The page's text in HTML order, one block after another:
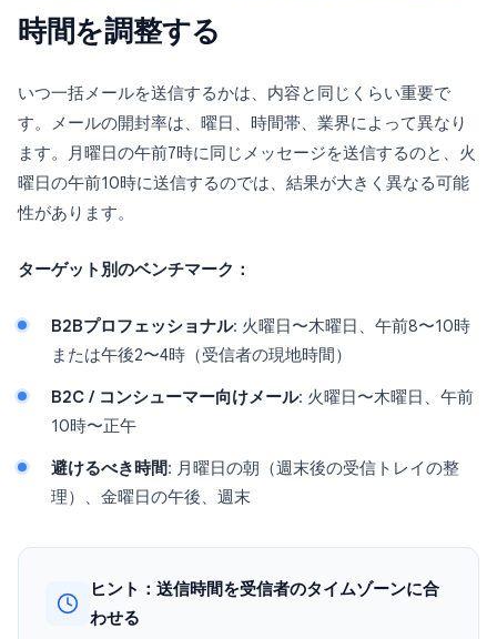
時間を調整する
いつ一括メールを送信するかは、内容と同じくらい重要で
す。メールの開封率は、曜日、時間帯、業界によって異なり
ます。月曜日の午前7時に同じメッセージを送信するのと、火
曜日の午前10時に送信するのでは、結果が大きく異なる可能
性があります。
ターゲット別のベンチマーク：
B2Bプロフェッショナル: 火曜日〜木曜日、午前8〜10時
または午後2〜4時（受信者の現地時間）
B2C / コンシューマー向けメール: 火曜日〜木曜日、午前
10時〜正午
避けるべき時間: 月曜日の朝（週末後の受信トレイの整
理）、金曜日の午後、週末
ヒント：送信時間を受信者のタイムゾーンに合
わせる